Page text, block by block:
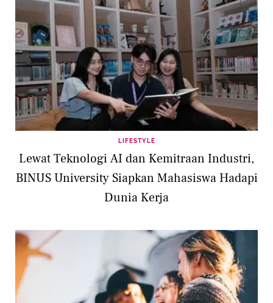
LIFESTYLE
Lewat Teknologi AI dan Kemitraan Industri,
BINUS University Siapkan Mahasiswa Hadapi
Dunia Kerja